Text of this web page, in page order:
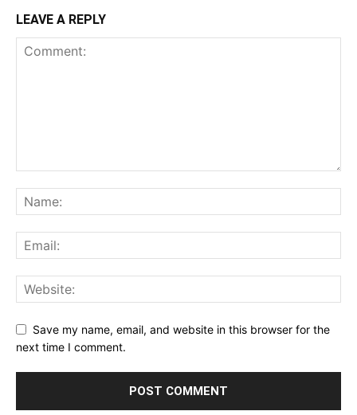
LEAVE A REPLY
Save my name, email, and website in this browser for the
next time I comment.